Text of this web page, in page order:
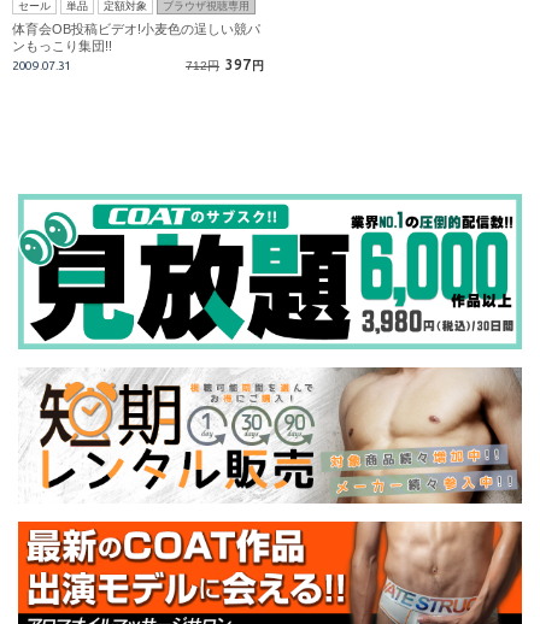
セール 単品 定額対象 ブラウザ視聴専用
体育会OB投稿ビデオ!小麦色の逞しい競パ
ンもっこり集団!!
2009.07.31 712円 397 円